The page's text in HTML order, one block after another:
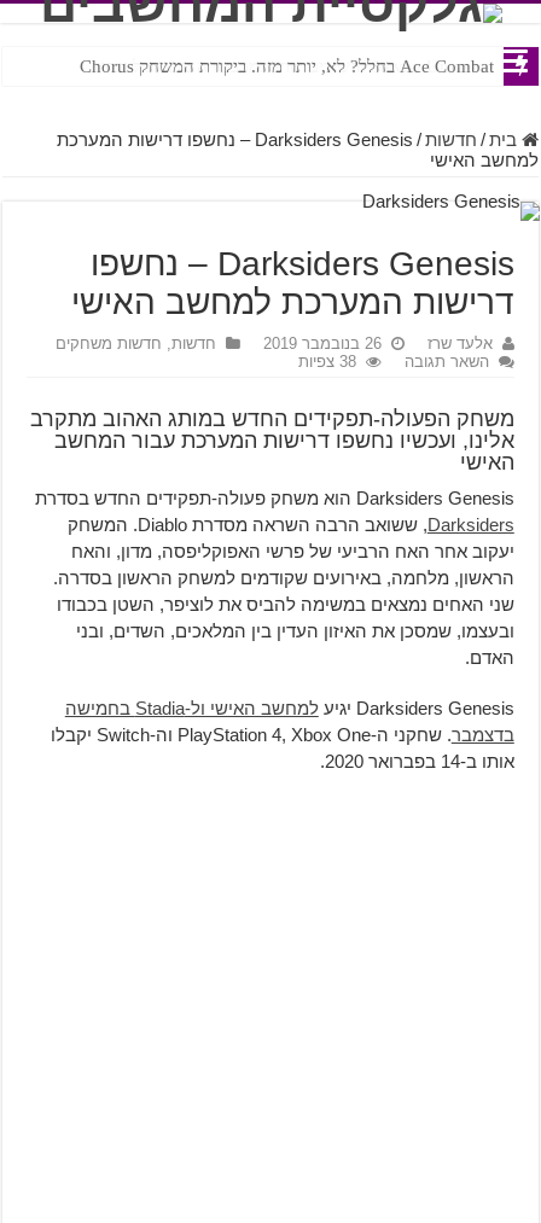
Ace Combat בחלל? לא, יותר מזה. ביקורת המשחק Chorus
Steven Universe והשירים שתורגמו בצורה נוראית לעברית
בית / חדשות /
Darksiders Genesis – נחשפו דרישות המערכת
למחשב האישי
Darksiders Genesis – נחשפו
דרישות המערכת למחשב האישי
אלעד שרז 26 בנובמבר 2019 חדשות, חדשות משחקים
השאר תגובה
38 צפיות
משחק הפעולה-תפקידים החדש במותג האהוב מתקרב
אלינו, ועכשיו נחשפו דרישות המערכת עבור המחשב
האישי
Darksiders Genesis הוא משחק פעולה-תפקידים החדש בסדרת
Darksiders
, ששואב הרבה השראה מסדרת Diablo. המשחק
יעקוב אחר האח הרביעי של פרשי האפוקליפסה, מדון, והאח
הראשון, מלחמה, באירועים שקודמים למשחק הראשון בסדרה.
שני האחים נמצאים במשימה להביס את לוציפר, השטן בכבודו
ובעצמו, שמסכן את האיזון העדין בין המלאכים, השדים, ובני
האדם.
Darksiders Genesis יגיע
למחשב האישי ול-Stadia בחמישה
בדצמבר
. שחקני ה-PlayStation 4, Xbox One וה-Switch יקבלו
אותו ב-14 בפברואר 2020.